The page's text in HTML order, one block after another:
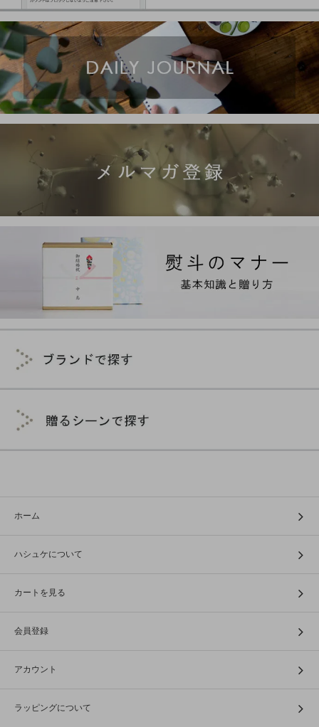
ホーム
ハシュケについて
カートを見る
会員登録
アカウント
ラッピングについて